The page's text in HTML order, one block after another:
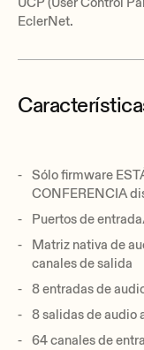
EclerNet.
Sólo firmware
CONFERENCIA
Puertos de
Matriz nativa de
canales de salida
8 entradas de
8 salidas de audio
64 canales de